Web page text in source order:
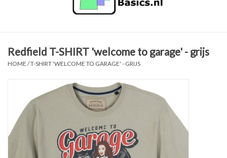
SWEATERS / SWEATVESTEN
JOGGINGBROEKEN
SINGLETS
Redfield T-SHIRT 'welcome to garage' - grijs
HOME /T-SHIRT 'WELCOME TO GARAGE' - GRIJS